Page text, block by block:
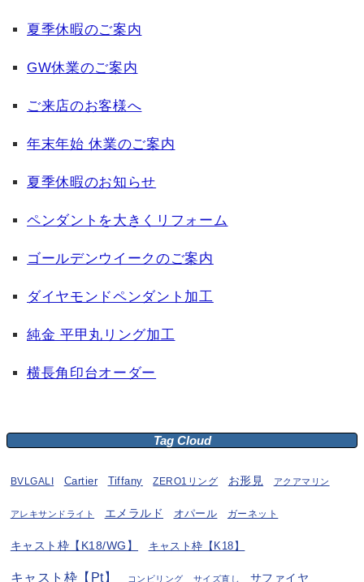
夏季休暇のご案内
GW休業のご案内
ご来店のお客様へ
年末年始 休業のご案内
夏季休暇のお知らせ
ペンダントを大きくリフォーム
ゴールデンウイークのご案内
ダイヤモンドペンダント加工
純金 平甲丸リング加工
横長角印台オーダー
Tag Cloud
BVLGALI Cartier Tiffany ZERO1リング お形見 アクアマリン
アレキサンドライト エメラルド オパール ガーネット
キャスト枠【K18/WG】 キャスト枠【K18】
キャスト枠【Pt】 コンビリング サイズ直し サファイヤ